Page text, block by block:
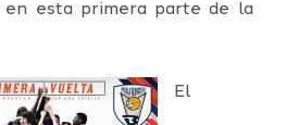
esta primera parte de la
El